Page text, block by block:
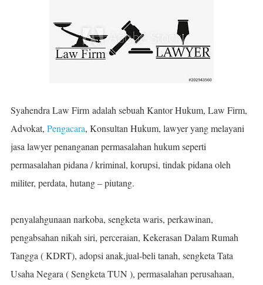
Syahendra Law Firm adalah sebuah Kantor Hukum, Law Firm,
Advokat, Pengacara, Konsultan Hukum, lawyer yang melayani
jasa lawyer penanganan permasalahan hukum seperti
permasalahan pidana / kriminal, korupsi, tindak pidana oleh
militer, perdata, hutang – piutang.
penyalahgunaan narkoba, sengketa waris, perkawinan,
pengabsahan nikah siri, perceraian, Kekerasan Dalam Rumah
Tangga ( KDRT), adopsi anak,jual-beli tanah, sengketa Tata
Usaha Negara ( Sengketa TUN ), permasalahan perusahaan,